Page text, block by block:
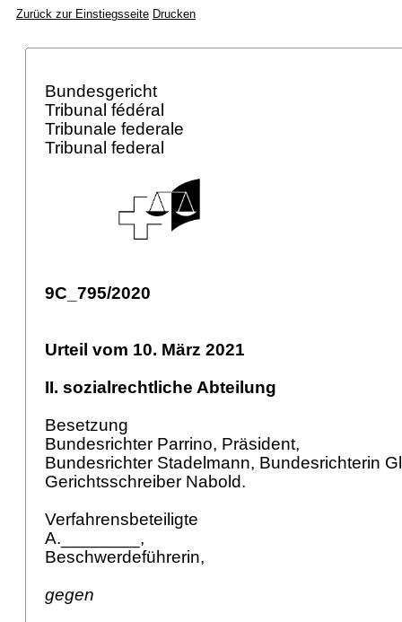
Zurück zur Einstiegsseite Drucken
Bundesgericht
Tribunal fédéral
Tribunale federale
Tribunal federal
9C_795/2020
Urteil vom 10. März 2021
II. sozialrechtliche Abteilung
Besetzung
Bundesrichter Parrino, Präsident,
Bundesrichter Stadelmann, Bundesrichterin
Gerichtsschreiber Nabold.
Verfahrensbeteiligte
A.________,
Beschwerdeführerin,
gegen